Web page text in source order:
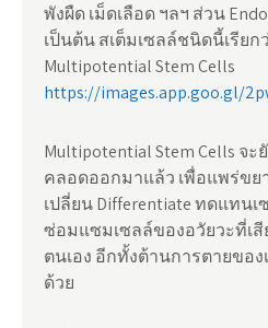
พังผืด เม็ดเลือด ฯลฯ ส่วน
เป็นต้น สเต็มเซลล์ชนิดนี้เรีย
Multipotential Stem Cells
https://images.app.goo.gl/
Multipotential Stem Cells จะ
คลอดออกมาแล้ว เพื่อแพร่ขย
เปลี่ยน Differentiate ทดแทนเ
ซ่อมแซมเซลล์ของอวัยวะที่เสี
ตนเอง อีกทั้งต้านการตายขอ
ด้วย